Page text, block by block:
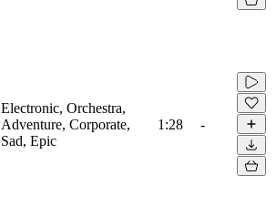
Electronic, Orchestra,
Adventure, Corporate,
Sad, Epic
1:28 -